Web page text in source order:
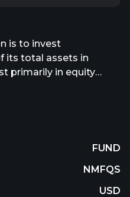
is to invest
its total assets in
primarily in equity
20% of its total
including
The fund is
FUND
NMFQS
USD